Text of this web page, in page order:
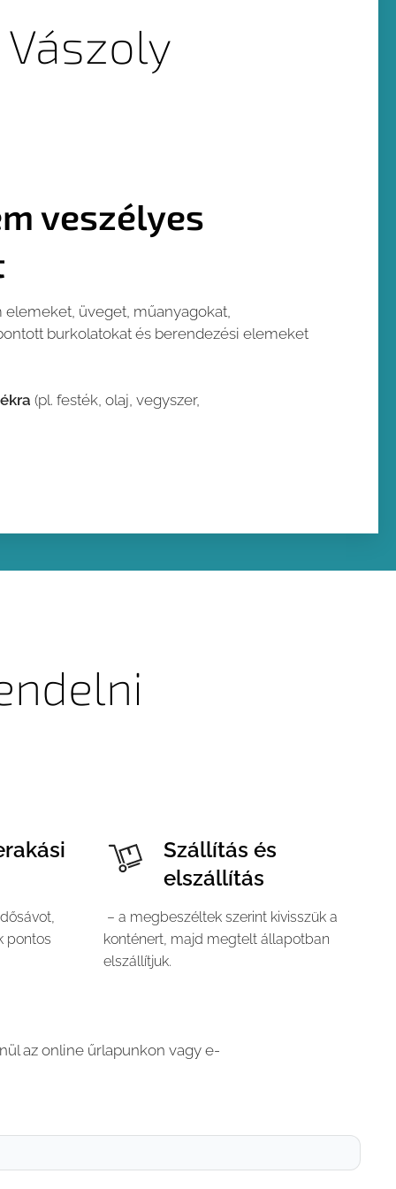
veszélyes
üveget, műanyagokat,
burkolatokat és berendezési elemeket
(pl. festék, olaj, vegyszer,
pontos
Szállítás és
elszállítás
– a megbeszéltek szerint kivisszük a
konténert, majd megtelt állapotban
elszállítjuk.
az online űrlapunkon vagy e-